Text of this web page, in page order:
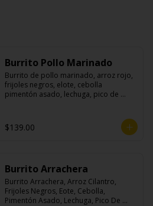
Burrito Pollo Marinado
Burrito de pollo marinado, arroz rojo,
frijoles negros, elote, cebolla
pimentón asado, lechuga, pico de
$139.00
Burrito Arrachera
Burrito Arrachera, Arroz Cilantro,
Frijoles Negros, Eote, Cebolla,
Pimentón Asado, Lechuga, Pico De